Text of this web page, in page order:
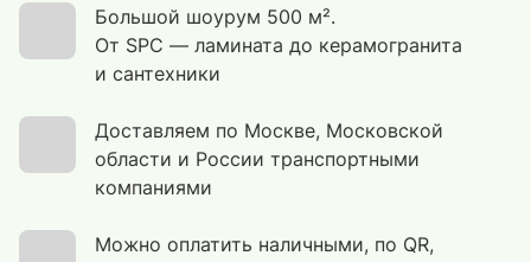
Большой шоурум 500 м².
От SPC — ламината до керамогранита
и сантехники
Доставляем по Москве, Московской
области и России транспортными
компаниями
Можно оплатить наличными, по QR,